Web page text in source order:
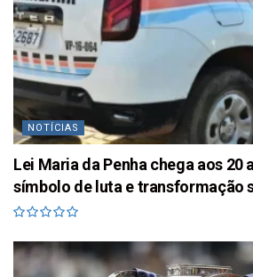
NOTÍCIAS
Lei Maria da Penha chega aos 20
símbolo de luta e transformação